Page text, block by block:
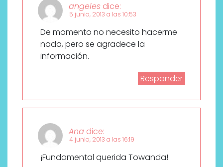
angeles dice:
5 junio, 2013 a las 10:53
De momento no necesito hacerme
nada, pero se agradece la
información.
Responder
Ana dice:
4 junio, 2013 a las 16:19
¡Fundamental querida Towanda!